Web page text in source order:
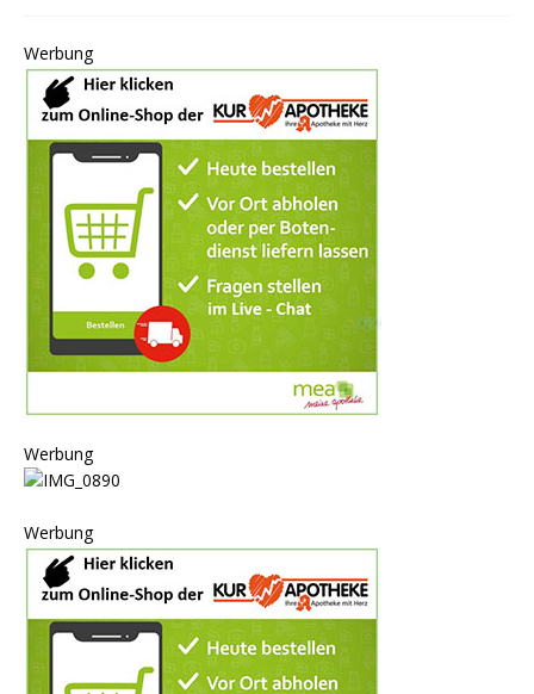
Werbung
Werbung
Werbung